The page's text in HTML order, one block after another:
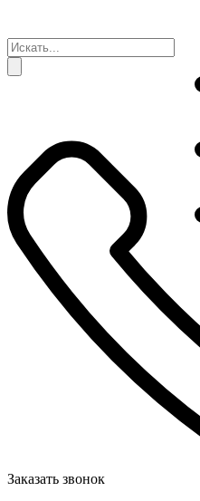
Заказать звонок